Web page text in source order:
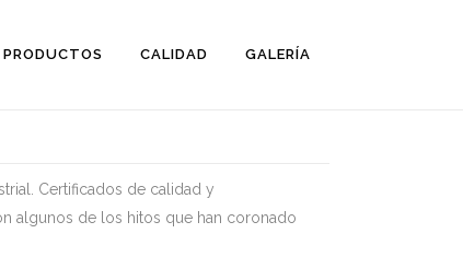
PRODUCTOS CALIDAD GALERÍA
Certificados de calidad y
algunos de los hitos que han coronado